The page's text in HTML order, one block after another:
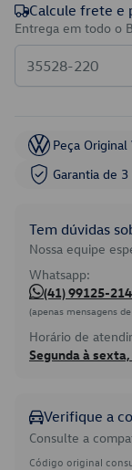
Calcule frete e
Entrega em todo o
Peça
Garantia de
Tem dúvidas
Nossa equipe
Whatsapp:
(41) 99125-
(apenas mensagens
Horário de
Segunda à
Verifique a
Consulte a
Código original